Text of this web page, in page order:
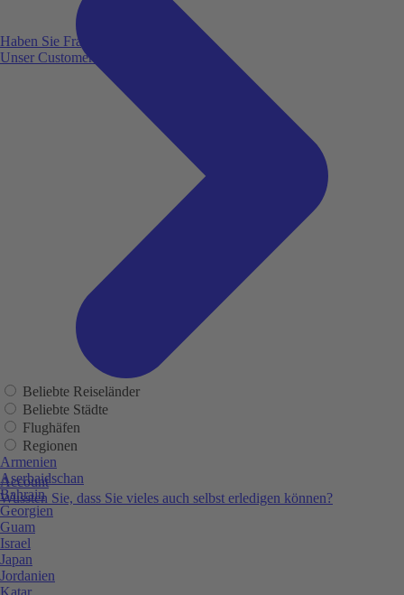
Haben Sie Fragen?
Unser Customer Service ist für Sie da!
Account
Wussten Sie, dass Sie vieles auch selbst erledigen können?
Beliebte Reiseländer
Beliebte Städte
Flughäfen
Regionen
Armenien
Aserbaidschan
Bahrain
Georgien
Guam
Israel
Japan
Jordanien
Katar